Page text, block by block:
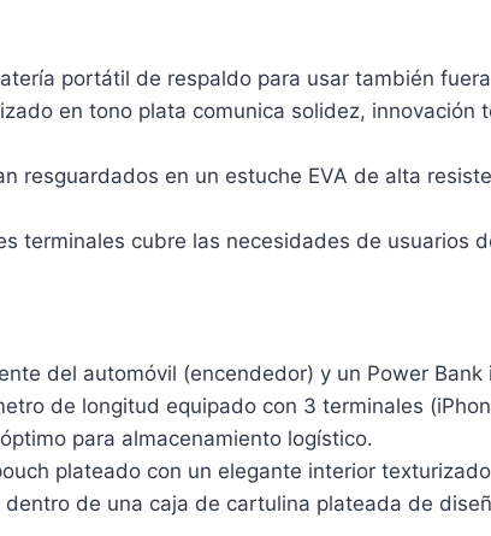
portátil de respaldo para usar también
en tono plata comunica solidez, innovación
resguardados en un estuche EVA de alta
terminales cubre las necesidades de usuarios
del automóvil (encendedor) y un Power
de longitud equipado con 3 terminales
para almacenamiento logístico.
plateado con un elegante interior
de una caja de cartulina plateada de